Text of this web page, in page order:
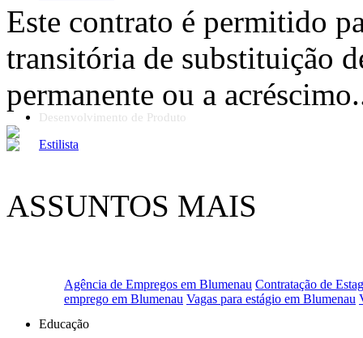
Desenvolvimento de Produto
Estilista
Educação
Este contrato é permitido
transitória de substituição
permanente ou a
ASSUNTOS MAIS
Agência de Empregos em Blumenau Contratação de
emprego em Blumenau Vagas para estágio em Blumenau